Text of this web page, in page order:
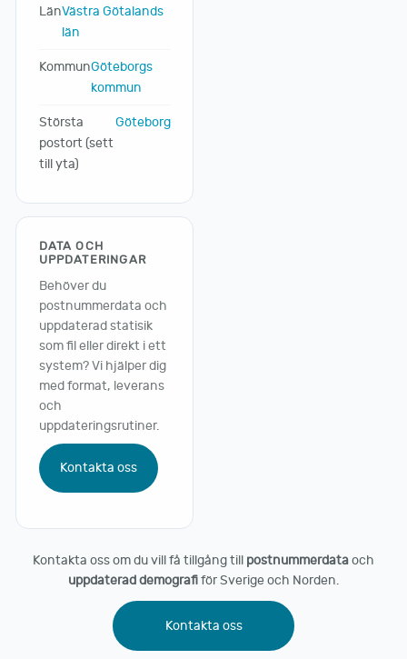
LänVästra Götalands
län
KommunGöteborgs
kommun
Största
postort (sett
till yta)
Göteborg
DATA OCH
UPPDATERINGAR
Behöver du
postnummerdata och
uppdaterad statisik
som fil eller direkt i ett
system? Vi hjälper dig
med format, leverans
och
uppdateringsrutiner.
Kontakta oss
Kontakta oss om du vill få tillgång till postnummerdataoch
uppdaterad demografiför Sverige och Norden.
Kontakta oss